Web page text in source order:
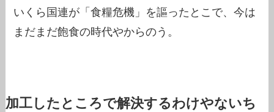
いくら国連が「食糧危機」を謳ったとこで、今は
まだまだ飽食の時代やからのう。
加工したところで解決するわけやないち